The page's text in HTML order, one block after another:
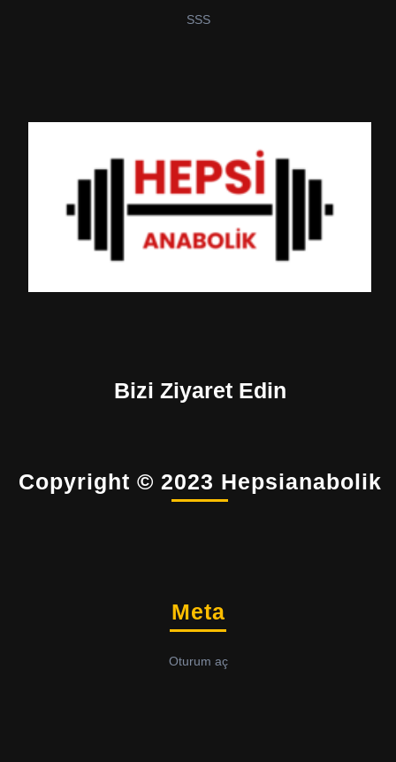
SSS
Bizi Ziyaret Edin
Copyright © 2023 Hepsianabolik
Meta
Oturum aç